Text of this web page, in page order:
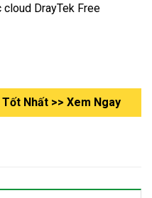
cloud DrayTek Free
Nhất >> Xem Ngay